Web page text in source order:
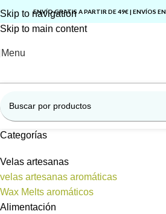
Skip to navigation
Skip to main content
ENVÍO GRATIS A PARTIR DE 49€ | ENVÍOS
Menu
Categorías
Velas artesanas
velas artesanas aromáticas
Wax Melts aromáticos
Alimentación